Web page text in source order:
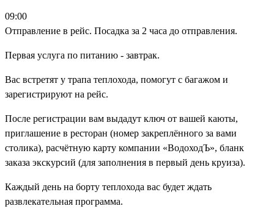
09:00
Отправление в рейс. Посадка за 2 часа до отправления.
Первая услуга по питанию - завтрак.
Вас встретят у трапа теплохода, помогут с багажом и
зарегистрируют на рейс.
После регистрации вам выдадут ключ от вашей каюты,
приглашение в ресторан (номер закреплённого за вами
столика), расчётную карту компании «ВодоходЪ», бланк
заказа экскурсий (для заполнения в первый день круиза).
Каждый день на борту теплохода вас будет ждать
развлекательная программа.